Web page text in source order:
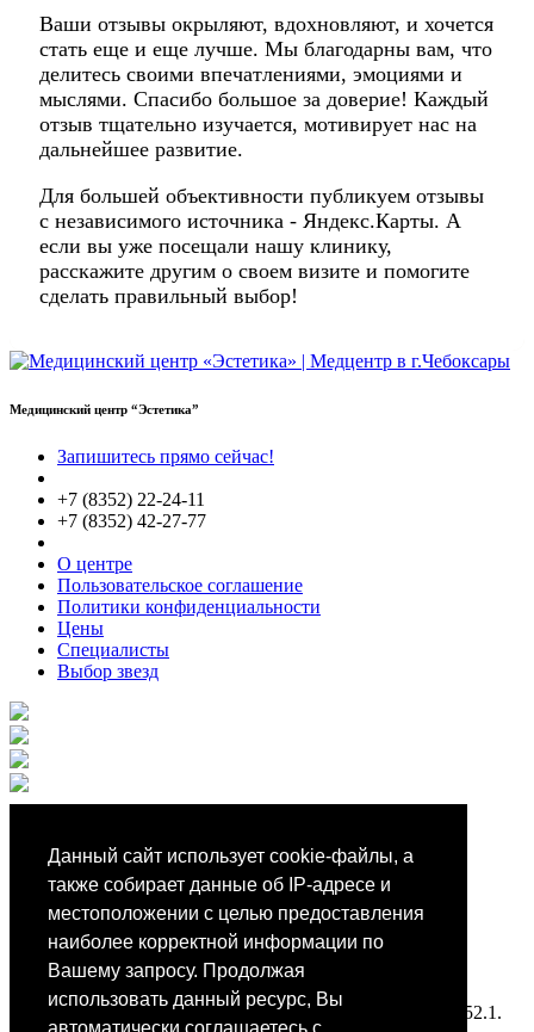
Данный сайт использует cookie-файлы, а
также собирает данные об IP-адресе и
местоположении с целью предоставления
наиболее корректной информации по
Вашему запросу. Продолжая
использовать данный ресурс, Вы
автоматически соглашаетесь с
Ваши отзывы окрыляют, вдохновляют, и хочется
стать еще и еще лучше. Мы благодарны вам, что
делитесь своими впечатлениями, эмоциями и
мыслями. Спасибо большое за доверие! Каждый
отзыв тщательно изучается, мотивирует нас на
дальнейшее развитие.
Для большей объективности публикуем отзывы
с независимого источника - Яндекс.Карты. А
если вы уже посещали нашу клинику,
расскажите другим о своем визите и помогите
сделать правильный выбор!
Медицинский центр “Эстетика”
Запишитесь прямо сейчас!
+7 (8352) 22-24-11
+7 (8352) 42-27-77
О центре
Пользовательское соглашение
Политики конфиденциальности
Цены
Специалисты
Выбор звезд
Android iOS
App Store
Все фотографии размещены на сайте на основании ст.152.1.